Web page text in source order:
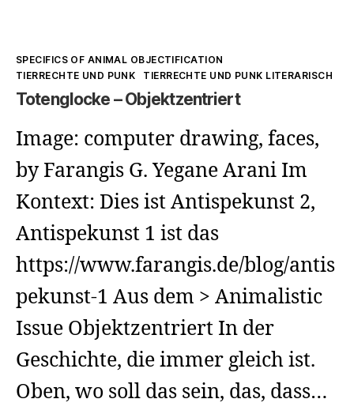
Kategorien
SPECIFICS OF ANIMAL OBJECTIFICATION
TIERRECHTE UND PUNK
TIERRECHTE UND PUNK LITERARISCH
Totenglocke – Objektzentriert
Image: computer drawing, faces,
by Farangis G. Yegane Arani Im
Kontext: Dies ist Antispekunst 2,
Antispekunst 1 ist das
https://www.farangis.de/blog/antis
pekunst-1 Aus dem > Animalistic
Issue Objektzentriert In der
Geschichte, die immer gleich ist.
Oben, wo soll das sein, das, dass…